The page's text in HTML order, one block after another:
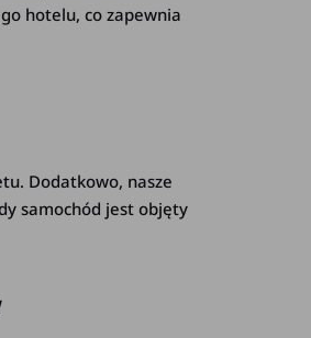
hotelu, co zapewnia
Dodatkowo, nasze
samochód jest objęty